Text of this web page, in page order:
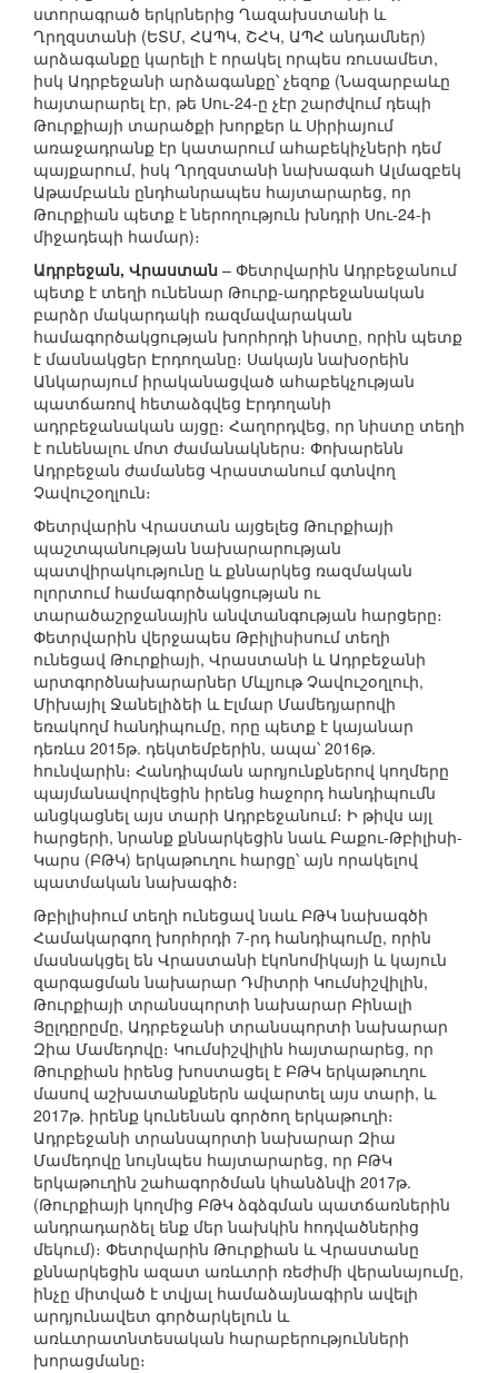
ստորագրած երկրներից Ղազախստանի և
Ղրղզստանի (ԵՏՄ, ՀԱՊԿ, ՇՀԿ, ԱՊՀ անդամներ)
արձագանքը կարելի է որակել որպես ռուսամետ,
իսկ Ադրբեջանի արձագանքը՝ չեզոք (Նազարբաևը
հայտարարել էր, թե Սու-24-ը չէր շարժվում դեպի
Թուրքիայի տարածքի խորքեր և Սիրիայում
առաջադրանք էր կատարում ահաբեկիչների դեմ
պայքարում, իսկ Ղրղզստանի նախագահ Ալմազբեկ
Աթամբաևն ընդհանրապես հայտարարեց, որ
Թուրքիան պետք է ներողություն խնդրի Սու-24-ի
միջադեպի համար)։
Ադրբեջան, Վրաստան – Փետրվարին Ադրբեջանում
պետք է տեղի ունենար Թուրք-ադրբեջանական
բարձր մակարդակի ռազմավարական
համագործակցության խորհրդի նիստը, որին պետք
է մասնակցեր Էրդողանը։ Սակայն նախօրեին
Անկարայում իրականացված ահաբեկչության
պատճառով հետաձգվեց Էրդողանի
ադրբեջանական այցը։ Հաղորդվեց, որ նիստը տեղի
է ունենալու մոտ ժամանակներս։ Փոխարենն
Ադրբեջան ժամանեց Վրաստանում գտնվող
Չավուշօղլուն։
Փետրվարին Վրաստան այցելեց Թուրքիայի
պաշտպանության նախարարության
պատվիրակությունը և քննարկեց ռազմական
ոլորտում համագործակցության ու
տարածաշրջանային անվտանգության հարցերը։
Փետրվարին վերջապես Թբիլիսիսում տեղի
ունեցավ Թուրքիայի, Վրաստանի և Ադրբեջանի
արտգործնախարարներ Մևլյութ Չավուշօղլուի,
Միխայիլ Ջանելիձեի և Էլմար Մամեդյարովի
եռակողմ հանդիպումը, որը պետք է կայանար
դեռևս 2015թ. դեկտեմբերին, ապա՝ 2016թ.
հունվարին։ Հանդիպման արդյունքներով կողմերը
պայմանավորվեցին իրենց հաջորդ հանդիպումն
անցկացնել այս տարի Ադրբեջանում։ Ի թիվս այլ
հարցերի, նրանք քննարկեցին նաև Բաքու-Թբիլիսի-
Կարս (ԲԹԿ) երկաթուղու հարցը՝ այն որակելով
պատմական նախագիծ։
Թբիլիսիում տեղի ունեցավ նաև ԲԹԿ նախագծի
Համակարգող խորհրդի 7-րդ հանդիպումը, որին
մասնակցել են Վրաստանի էկոնոմիկայի և կայուն
զարգացման նախարար Դմիտրի Կումսիշվիլին,
Թուրքիայի տրանսպորտի նախարար Բինալի
Յըլդըրըմը, Ադրբեջանի տրանսպորտի նախարար
Զիա Մամեդովը։ Կումսիշվիլին հայտարարեց, որ
Թուրքիան իրենց խոստացել է ԲԹԿ երկաթուղու
մասով աշխատանքներն ավարտել այս տարի, և
2017թ. իրենք կունենան գործող երկաթուղի։
Ադրբեջանի տրանսպորտի նախարար Զիա
Մամեդովը նույնպես հայտարարեց, որ ԲԹԿ
երկաթուղին շահագործման կհանձնվի 2017թ.
(Թուրքիայի կողմից ԲԹԿ ձգձգման պատճառներին
անդրադարձել ենք մեր նախկին հոդվածներից
մեկում)։ Փետրվարին Թուրքիան և Վրաստանը
քննարկեցին ազատ առևտրի ռեժիմի վերանայումը,
ինչը միտված է տվյալ համաձայնագիրն ավելի
արդյունավետ գործարկելուն և
առևտրատնտեսական հարաբերությունների
խորացմանը։